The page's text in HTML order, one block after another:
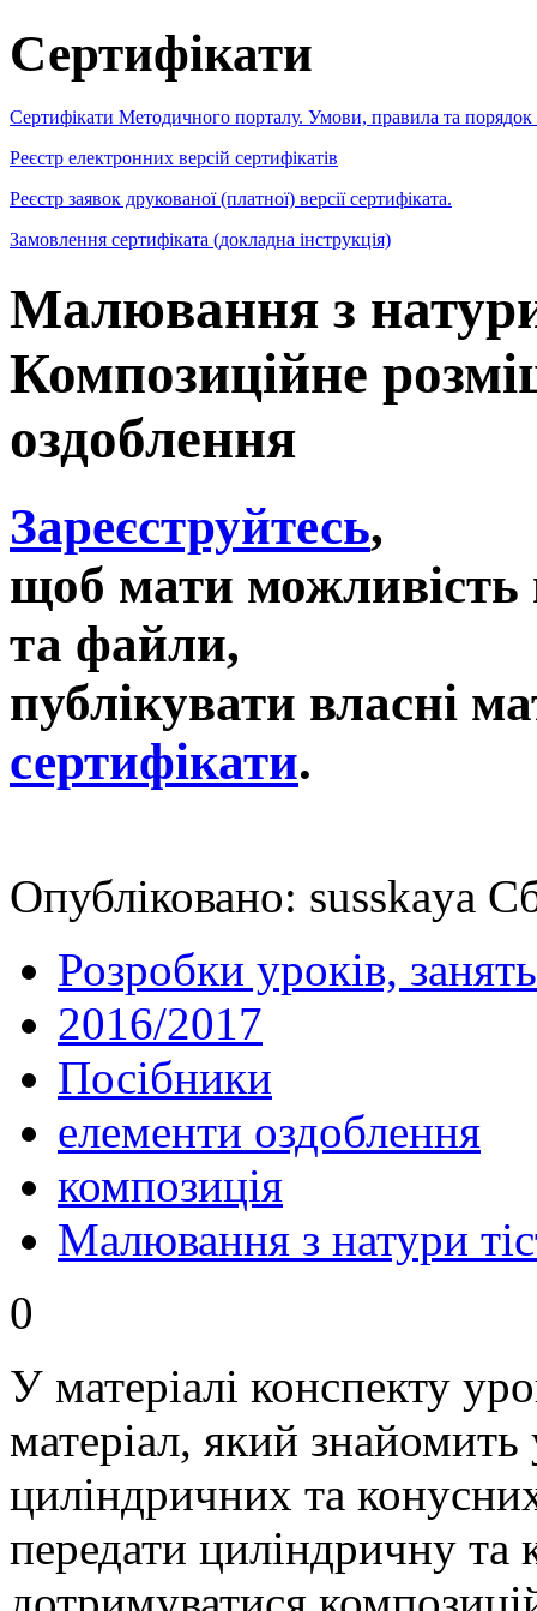
Сертифікати
Сертифікати Методичного порталу. Умови, правила та порядок
Реєстр електронних версій сертифікатів
Реєстр заявок друкованої (платної) версії сертифіката.
Замовлення сертифіката (докладна інструкція)
Малювання з
Композиційне
оздоблення
Зареєструйтесь,
щоб мати можливість
та файли,
публікувати власні
сертифікати.
Опубліковано: susskaya
Розробки уроків, занять
2016/2017
Посібники
елементи оздоблення
композиція
Малювання з натури
0
У матеріалі конспекту
матеріал, який знайомить
циліндричних та
передати циліндричну та